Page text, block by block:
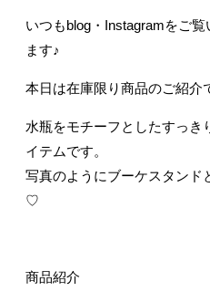
いつもblog・Instagramをご
ます♪
本日は在庫限り商品のご紹介
水瓶をモチーフとしたすっき
イテムです。
写真のようにブーケスタンド
♡
商品紹介